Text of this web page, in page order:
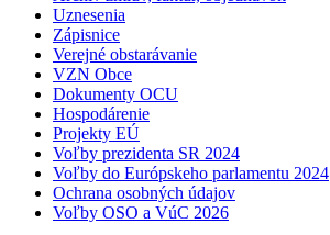
Uznesenia
Zápisnice
Verejné obstarávanie
VZN Obce
Dokumenty OCU
Hospodárenie
Projekty EÚ
Voľby prezidenta SR 2024
Voľby do Európskeho parlamentu 2024
Ochrana osobných údajov
Voľby OSO a VúC 2026